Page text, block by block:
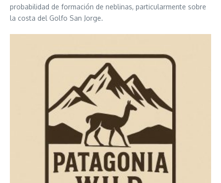
probabilidad de formación de neblinas, particularmente sobre
la costa del Golfo San Jorge.